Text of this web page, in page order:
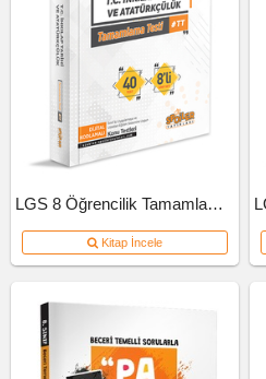
LGS 8 Öğrencilik Tamamlama Testi İnkılap Tarihi Ve Atatürkçülük
Kitap İncele